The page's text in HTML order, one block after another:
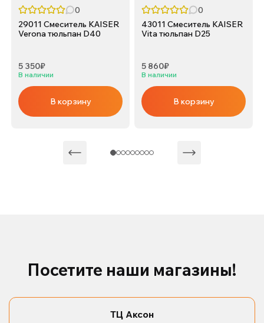
0
29011 Смеситель KAISER
Verona тюльпан D40
5 350₽
В наличии
В корзину
0
43011 Смеситель KAISER
Vita тюльпан D25
5 860₽
В наличии
В корзину
Посетите наши магазины!
ТЦ Аксон